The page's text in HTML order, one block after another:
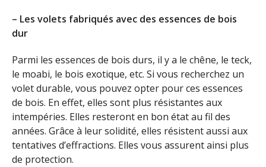
– Les volets fabriqués avec des essences de bois
dur
Parmi les essences de bois durs, il y a le chêne, le teck,
le moabi, le bois exotique, etc. Si vous recherchez un
volet durable, vous pouvez opter pour ces essences
de bois. En effet, elles sont plus résistantes aux
intempéries. Elles resteront en bon état au fil des
années. Grâce à leur solidité, elles résistent aussi aux
tentatives d’effractions. Elles vous assurent ainsi plus
de protection.